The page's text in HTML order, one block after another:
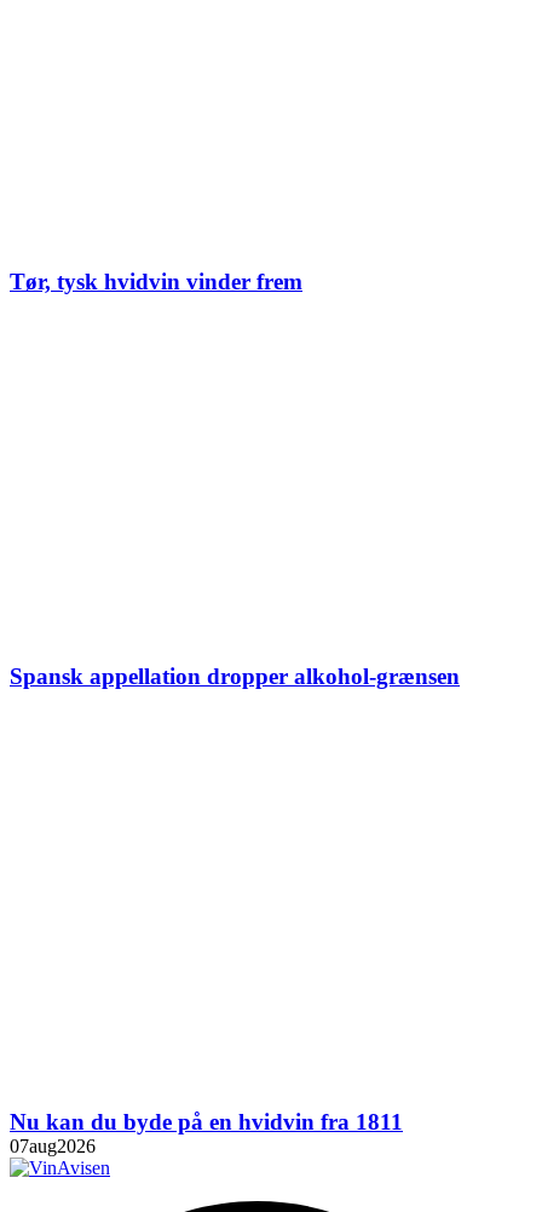
Tør, tysk hvidvin vinder frem
Spansk appellation dropper alkohol-grænsen
Nu kan du byde på en hvidvin fra 1811
07aug2026